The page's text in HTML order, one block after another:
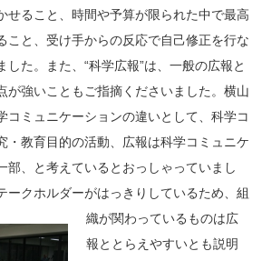
せること、時間や予算が限られた中で最高
こと、受け手からの反応で自己修正を行な
した。また、“科学広報”は、一般の広報と
が強いこともご指摘くださいました。横山
コミュニケーションの違いとして、科学コ
・教育目的の活動、広報は科学コミュニケ
部、と考えているとおっしゃっていまし
ークホルダーがはっきりしているため、組
織が関わっているものは広
報ととらえやすいとも説明